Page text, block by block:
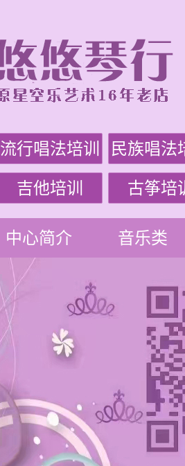
流行唱法培训 民族唱法
吉他培训 古筝培
中心简介 音乐类